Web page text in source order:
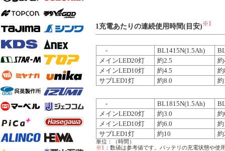
1充電あたりの連続使用時間(目安)※1
- BL1415N(1.5Ah)
メインLED20灯
約2.5
約
メインLED10灯
約4.5
約
サブLED1灯
約8.0
- BL1815N(1.5Ah)
メインLED20灯
約3.0
約
メインLED10灯
約6.0
サブLED1灯
約10
単位：（時間）
※1
：数値は参考値です。バッテリの充電状態や使